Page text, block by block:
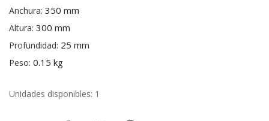
Anchura: 350 mm
Altura: 300 mm
Profundidad: 25 mm
Peso: 0.15 kg
Unidades disponibles: 1